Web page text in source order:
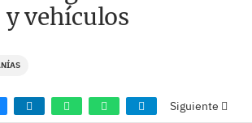
vehículos
Siguiente